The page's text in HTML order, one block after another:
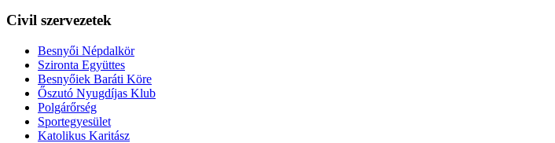
Civil szervezetek
Besnyői Népdalkör
Szironta Együttes
Besnyőiek Baráti Köre
Őszutó Nyugdíjas Klub
Polgárőrség
Sportegyesület
Katolikus Karitász